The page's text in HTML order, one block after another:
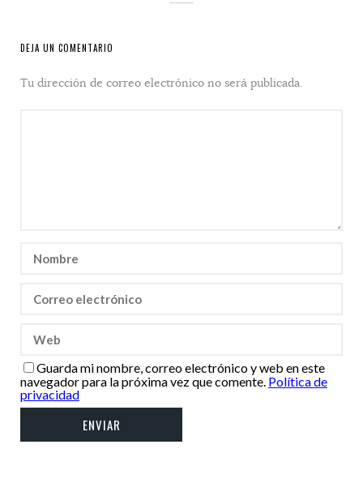
DEJA UN COMENTARIO
Tu dirección de correo electrónico no será publicada.
Guarda mi nombre, correo electrónico y web en este
navegador para la próxima vez que comente. Política de
privacidad